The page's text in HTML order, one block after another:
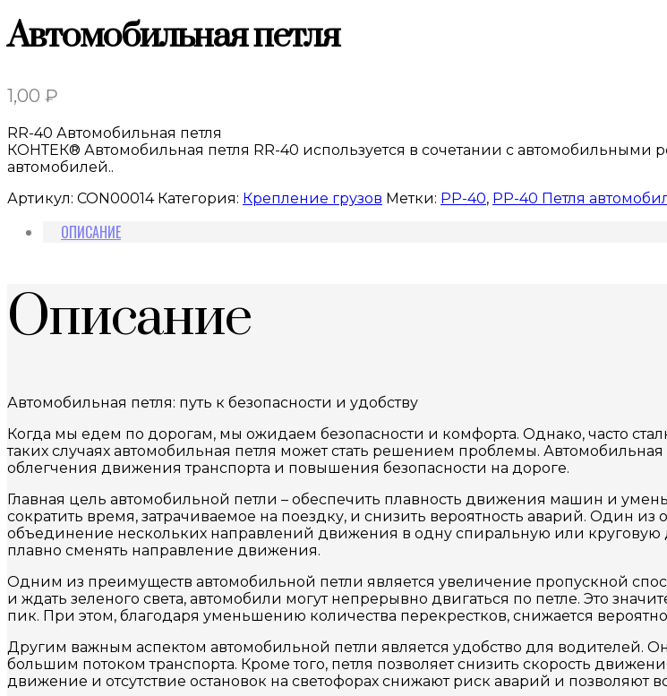
Автомобильная петля
1,00 ₽
RR-40 Автомобильная петля
КОНТЕК® Автомобильная петля RR-40 используется в сочетании с
автомобилей..
Артикул: CON00014 Категория: Крепление грузов Метки: РР-40, РР-40 Петля
ОПИСАНИЕ
Описание
Автомобильная петля: путь к безопасности и удобству
Когда мы едем по дорогам, мы ожидаем безопасности и комфорта. Однако, часто
таких случаях автомобильная петля может стать решением проблемы.
облегчения движения транспорта и повышения безопасности на дороге.
Главная цель автомобильной петли – обеспечить плавность движения машин и
сократить время, затрачиваемое на поездку, и снизить вероятность аварий. Один
объединение нескольких направлений движения в одну спиральную или круговую
плавно сменять направление движения.
Одним из преимуществ автомобильной петли является увеличение пропускной
и ждать зеленого света, автомобили могут непрерывно двигаться по петле. Это
пик. При этом, благодаря уменьшению количества перекрестков, снижается
Другим важным аспектом автомобильной петли является удобство для водителей.
большим потоком транспорта. Кроме того, петля позволяет снизить скорость
движение и отсутствие остановок на светофорах снижают риск аварий и